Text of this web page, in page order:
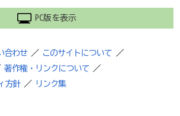
PC版を表示
合わせ ／ このサイトについて
／
著作権・リンクについて ／
方針 ／ リンク集